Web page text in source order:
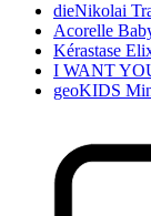
dieNikolai
Acorelle
Kérastase
I WANT
geoKIDS